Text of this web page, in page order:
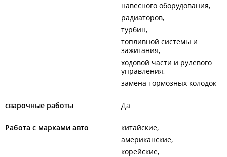
навесного оборудования
радиаторов
турбин
топливной системы и
зажигания
ходовой части и рулевого
управления
замена тормозных колодок
сварочные работы Да
Работа с марками авто
китайские
американские
корейские